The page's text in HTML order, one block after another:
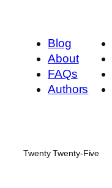
Blog
About
FAQs
Authors
Twenty Twenty-Five